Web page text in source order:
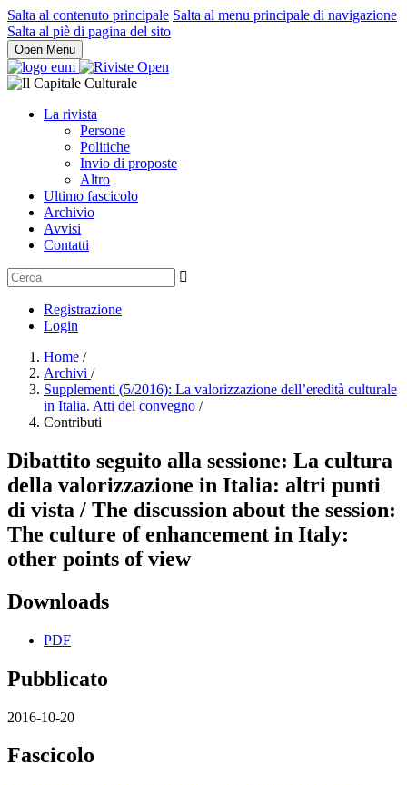
Salta al contenuto principale Salta al menu principale di navigazione
Salta al piè di pagina del sito
Open Menu
La rivista
Persone
Politiche
Invio di proposte
Altro
Ultimo fascicolo
Archivio
Avvisi
Contatti
Registrazione
Login
Home /
Archivi /
Supplementi (5/2016): La valorizzazione dell’eredità culturale
in Italia. Atti del convegno /
Contributi
Dibattito seguito alla sessione: La cultura
della valorizzazione in Italia: altri punti
di vista / The discussion about the session:
The culture of enhancement in Italy:
other points of view
Downloads
PDF
Pubblicato
2016-10-20
Fascicolo